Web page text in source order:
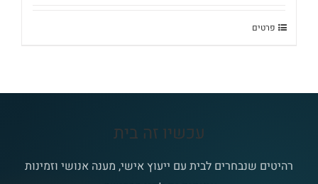
פרטים
עכשיו זה בית
רהיטים שנבחרים לבית עם ייעוץ אישי, מענה אנושי וזמינות